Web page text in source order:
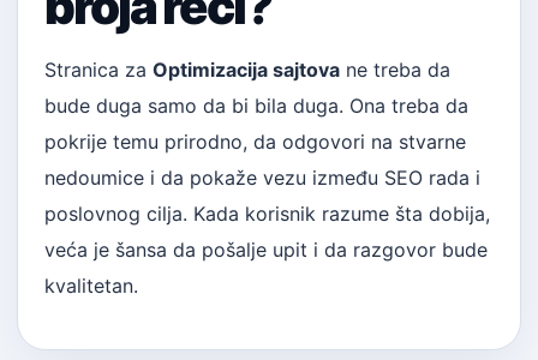
Stranica za Optimizacija sajtova ne treba da
bude duga samo da bi bila duga. Ona treba da
pokrije temu prirodno, da odgovori na stvarne
nedoumice i da pokaže vezu između SEO rada i
poslovnog cilja. Kada korisnik razume šta dobija,
veća je šansa da pošalje upit i da razgovor bude
kvalitetan.